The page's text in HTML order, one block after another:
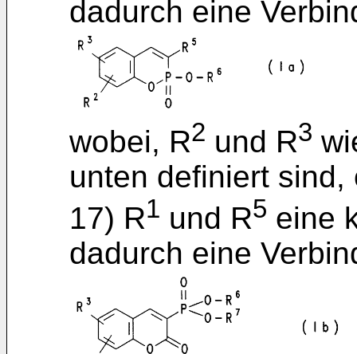
dadurch eine
wobei, R2 und R3
unten definiert sind,
17) R1 und R5 eine
dadurch eine